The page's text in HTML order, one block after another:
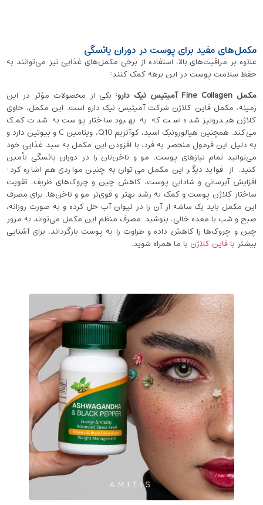
مکمل‌های مفید برای پوست در دوران یائسگی
علاوه بر مراقبت‌های بالا، استفاده از برخی مکمل‌های غذایی نیز می‌توانند به
حفظ سلامت پوست در این برهه کمک کنند:
مکمل Fine Collagen آمیتیس نیک دارو: یکی از محصولات مؤثر در این
زمینه، مکمل فاین کلاژن شرکت آمیتیس نیک دارو است. این مکمل، حاوی
کلاژن هیدرولیز شده است که به بهبود ساختار پوست به شدت کمک
می‌کند. همچنین هیالورونیک اسید، کوآنزیم Q10، ویتامین C و بیوتین دارد و
به دلیل این فرمول منحصر به ‌فرد، با افزودن این مکمل به سبد غذایی خود
می‌توانید تمام نیازهای پوست، مو و ناخن‌تان را در دوران یائسگی تأمین
کنید. از فواید دیگر این مکمل می‌توان به چنین مواردی هم اشاره کرد:
افزایش آبرسانی و شادابی پوست، کاهش چین و چروک‌های ظریف، تقویت
ساختار کلاژن پوست و کمک به رشد بهتر و قوی‌تر مو و ناخن‌ها. برای مصرف
این مکمل باید یک ساشه از آن را در لیوان آب حل کرده و به صورت روزانه،
صبح و شب با معده خالی، بنوشید. مصرف منظم این مکمل می‌تواند به مرور
چین ‌و چروک‌ها را کاهش داده و طراوت را به پوست بازگرداند. برای آشنایی
بیشتر با فاین کلاژن با ما همراه شوید.